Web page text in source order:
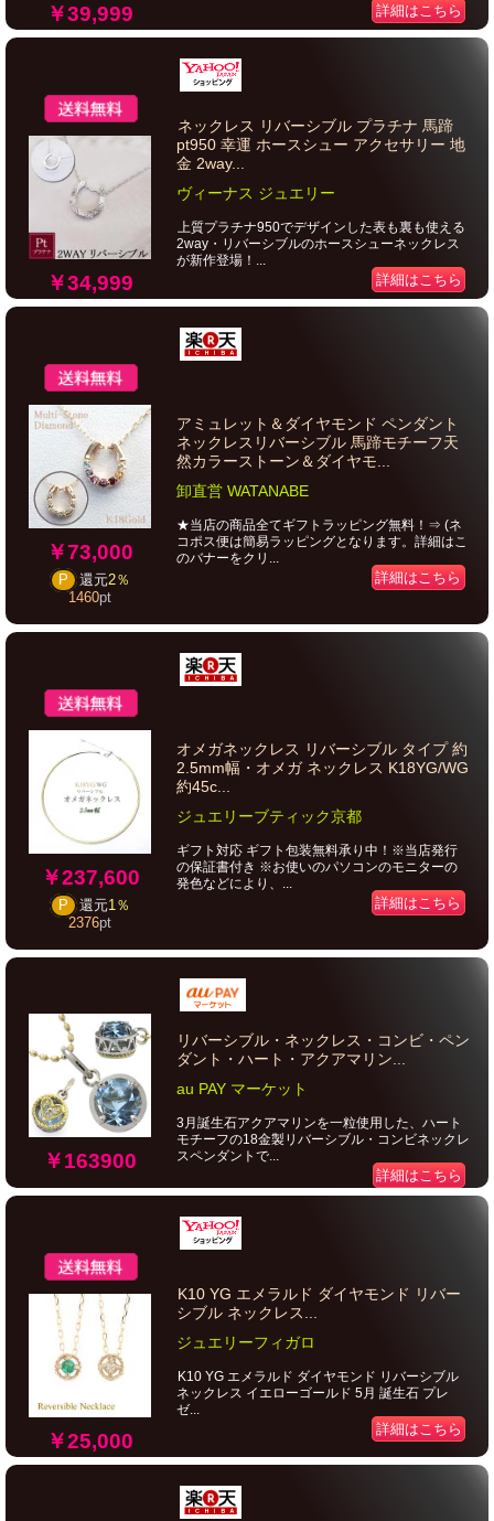
￥39,999 詳細はこちら
￥34,999
ネックレス リバーシブル プラチナ 馬蹄
pt950 幸運 ホースシュー アクセサリー 地
金 2way...
ヴィーナス ジュエリー
上質プラチナ950でデザインした表も裏も使える
2way・リバーシブルのホースシューネックレス
が新作登場！...
詳細はこちら
￥73,000
P 還元2％
1460pt
アミュレット＆ダイヤモンド ペンダント
ネックレスリバーシブル 馬蹄モチーフ天
然カラーストーン＆ダイヤモ...
卸直営 WATANABE
★当店の商品全てギフトラッピング無料！⇒ (ネ
コポス便は簡易ラッピングとなります。詳細はこ
のバナーをクリ...
詳細はこちら
￥237,600
P 還元1％
2376pt
オメガネックレス リバーシブル タイプ 約
2.5mm幅・オメガ ネックレス K18YG/WG
約45c...
ジュエリーブティック京都
ギフト対応 ギフト包装無料承り中！※当店発行
の保証書付き ※お使いのパソコンのモニターの
発色などにより、...
詳細はこちら
￥163900
リバーシブル・ネックレス・コンビ・ペン
ダント・ハート・アクアマリン...
au PAY マーケット
3月誕生石アクアマリンを一粒使用した、ハート
モチーフの18金製リバーシブル・コンビネックレ
スペンダントで...
詳細はこちら
￥25,000
K10 YG エメラルド ダイヤモンド リバー
シブル ネックレス...
ジュエリーフィガロ
K10 YG エメラルド ダイヤモンド リバーシブル
ネックレス イエローゴールド 5月 誕生石 プレ
ゼ...
詳細はこちら